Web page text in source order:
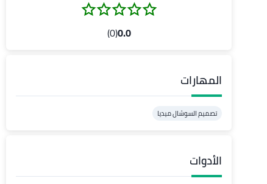
0.0
(0)
المهارات
تصميم السوشال ميديا
الأدوات